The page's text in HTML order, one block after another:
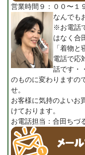
営業時間９：００〜１
なんでも
※お電話
はなく合
「着物と
電話で応
話です・
のものに変わりますの
せ。
お客様に気持のよいお
けております。
お電話担当：合田ちづ